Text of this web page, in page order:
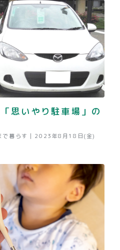
思いやり駐車場」の
で暮らす | 2023年8月18日(金)